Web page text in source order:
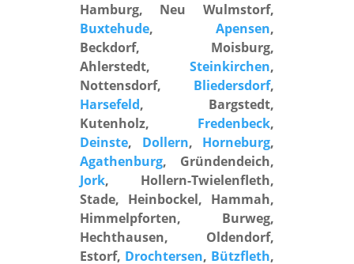
Hamburg, Neu Wulmstorf,
Buxtehude,Apensen,
Beckdorf, Moisburg,
Ahlerstedt,Steinkirchen,
Nottensdorf, Bliedersdorf,
Harsefeld, Bargstedt,
Kutenholz, Fredenbeck,
Deinste, Dollern, Horneburg,
Agathenburg, Gründendeich,
Jork, Hollern-Twielenfleth,
Stade, Heinbockel, Hammah,
Himmelpforten, Burweg,
Hechthausen, Oldendorf,
Estorf, Drochtersen, Bützfleth,